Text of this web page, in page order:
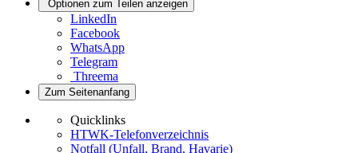
Optionen zum Teilen anzeigen
LinkedIn
Facebook
WhatsApp
Telegram
Threema
Zum Seitenanfang
Quicklinks
HTWK-Telefonverzeichnis
Notfall (Unfall, Brand, Havarie)